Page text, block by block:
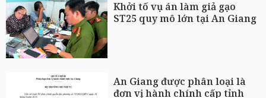
Khởi tố vụ án làm giả gạo
ST25 quy mô lớn tại An Giang
An Giang được phân loại là
đơn vị hành chính cấp tỉnh